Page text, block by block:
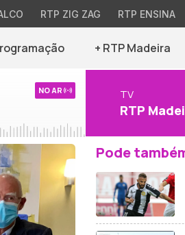
RTP ZIG ZAG RTP ENSINA
+ RTP Madeira
NO AR TV
RTP
Pode